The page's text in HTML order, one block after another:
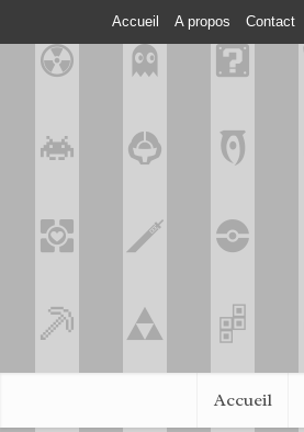
Accueil A propos Contact
Accueil